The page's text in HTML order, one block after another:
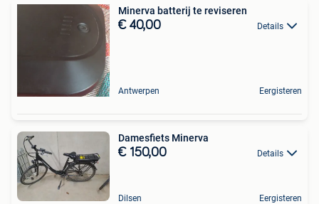
Minerva batterij te reviseren
€ 40,00 Details
Antwerpen Eergisteren
Damesfiets Minerva
€ 150,00 Details
Dilsen Eergisteren